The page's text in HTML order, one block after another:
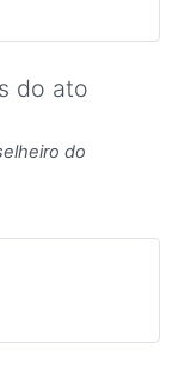
do ato
do